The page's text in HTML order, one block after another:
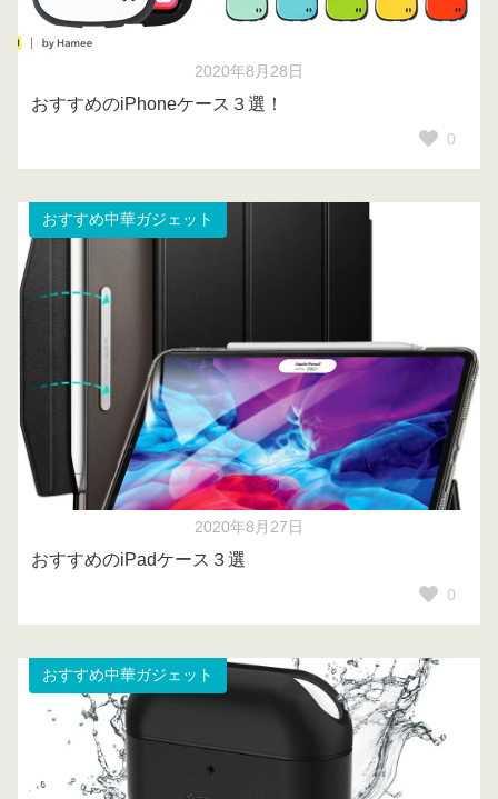
2020年8月28日
おすすめのiPhoneケース３選！
0
おすすめ中華ガジェット
2020年8月27日
おすすめのiPadケース３選
0
おすすめ中華ガジェット